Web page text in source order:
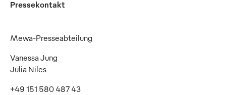
Pressekontakt
Mewa-Presseabteilung
Vanessa Jung
Julia Niles